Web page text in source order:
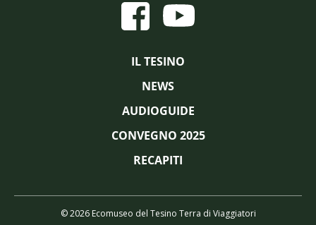
IL TESINO
NEWS
AUDIOGUIDE
CONVEGNO 2025
RECAPITI
© 2026 Ecomuseo del Tesino Terra di Viaggiatori